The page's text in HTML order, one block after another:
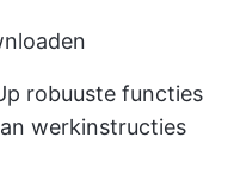
robuuste functies
werkinstructies